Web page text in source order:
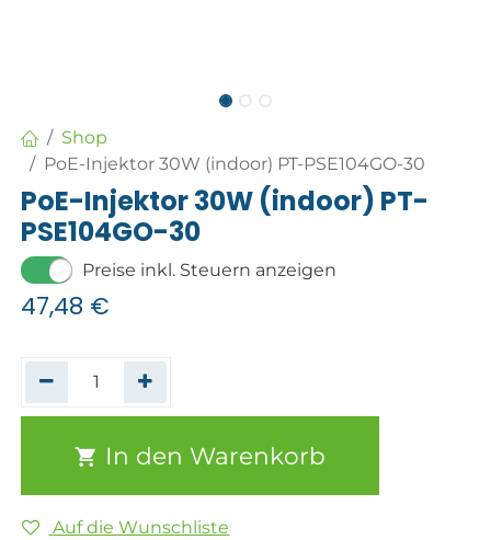
Shop
PoE-Injektor 30W (indoor) PT-PSE104GO-30
PoE-Injektor 30W (indoor) PT-
PSE104GO-30
Preise inkl. Steuern anzeigen
47,48 €
In den Warenkorb
Auf die Wunschliste